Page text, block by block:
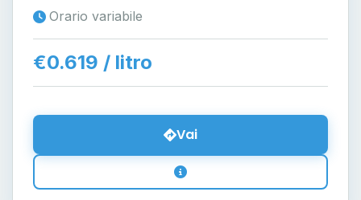
Orario variabile
€0.619 / litro
Vai